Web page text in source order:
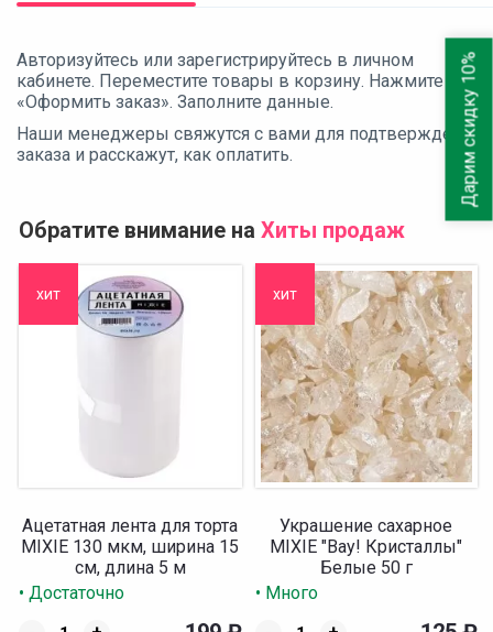
Авторизуйтесь или зарегистрируйтесь в личном
кабинете. Переместите товары в корзину. Нажмите
«Оформить заказ». Заполните данные.
Наши менеджеры свяжутся с вами для подтверждения
заказа и расскажут, как оплатить.
Обратите внимание на Хиты продаж
хит
Ацетатная лента для торта
MIXIE 130 мкм, ширина 15
см, длина 5 м
• Достаточно
хит
Украшение сахарное
MIXIE "Вау! Кристаллы"
Белые 50 г
• Много
Дарим скидку 10%